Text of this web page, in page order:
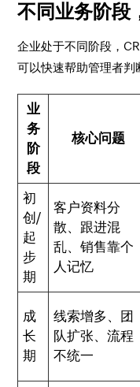
不同业务阶段
企业处于不同阶段，
可以快速帮助管理者判
业
务
阶
段
核心问题
初
创/
起
步
期
客户资料分
散、跟进混
乱、销售靠个
人记忆
成
长
期
线索增多、团
队扩张、流程
不统一